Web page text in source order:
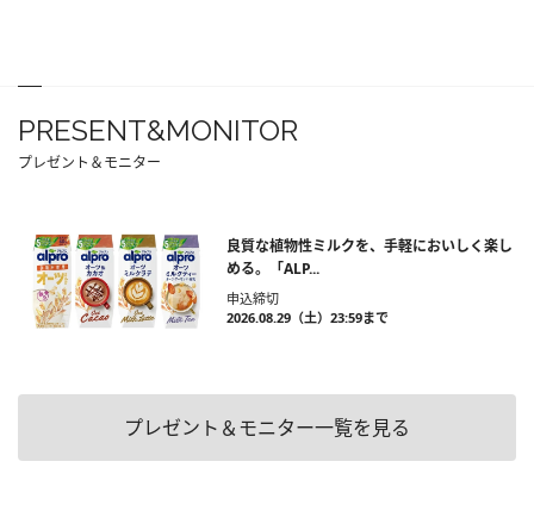
PRESENT&MONITOR
プレゼント＆モニター
良質な植物性ミルクを、手軽においしく楽し
める。「ALP...
申込締切
2026.08.29（土）23:59まで
プレゼント＆モニター一覧を見る